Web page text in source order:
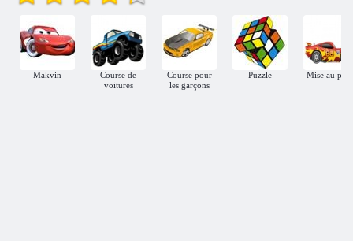
Makvin
Course de
voitures
Course pour
les garçons
Puzzle Mise au